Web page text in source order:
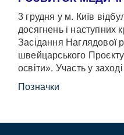
3 грудня у м. Київ
досягнень і наступних
Засідання Наглядової
швейцарського
освіти». Участь у
Позначки